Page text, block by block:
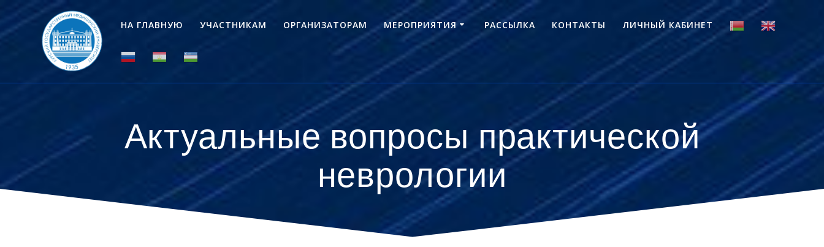
контенту
НА ГЛАВНУЮ УЧАСТНИКАМ ОРГАНИЗАТОРАМ МЕРОПРИЯТИЯ РАССЫЛКА КОНТАКТЫ ЛИЧНЫЙ КАБИНЕТ
Актуальные вопросы практической
неврологии